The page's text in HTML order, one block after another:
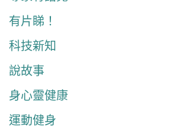
有片睇！
科技新知
說故事
身心靈健康
運動健身